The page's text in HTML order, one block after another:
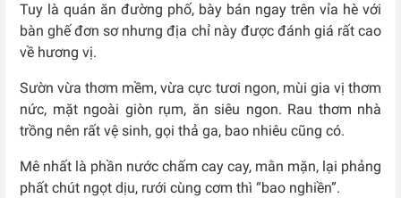
Tuy là quán ăn đường phố, bày bán ngay trên vỉa hè với
bàn ghế đơn sơ nhưng địa chỉ này được đánh giá rất cao
về hương vị.
Sườn vừa thơm mềm, vừa cực tươi ngon, mùi gia vị thơm
nức, mặt ngoài giòn rụm, ăn siêu ngon. Rau thơm nhà
trồng nên rất vệ sinh, gọi thả ga, bao nhiêu cũng có.
Mê nhất là phần nước chấm cay cay, mằn mặn, lại phảng
phất chút ngọt dịu, rưới cùng cơm thì “bao nghiền”.